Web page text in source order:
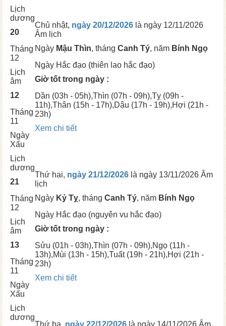
Lịch
dương
20
Tháng
12
Lịch
âm
12
Tháng
11
Ngày
Xấu
Chủ nhật, ngày 20/12/2026 là ngày 12/11/2026
Âm lịch
Ngày Mậu Thìn, tháng Canh Tý, năm Bính Ngọ
Ngày Hắc đạo (thiên lao hắc đạo)
Giờ tốt trong ngày :
Dần (03h - 05h),Thìn (07h - 09h),Tỵ (09h -
11h),Thân (15h - 17h),Dậu (17h - 19h),Hợi (21h -
23h)
Xem chi tiết
Lịch
dương
21
Tháng
12
Lịch
âm
13
Tháng
11
Ngày
Xấu
Thứ hai, ngày 21/12/2026 là ngày 13/11/2026 Âm
lịch
Ngày Kỷ Tỵ, tháng Canh Tý, năm Bính Ngọ
Ngày Hắc đạo (nguyên vu hắc đạo)
Giờ tốt trong ngày :
Sửu (01h - 03h),Thìn (07h - 09h),Ngọ (11h -
13h),Mùi (13h - 15h),Tuất(19h - 21h),Hợi (21h -
23h)
Xem chi tiết
Lịch
dương